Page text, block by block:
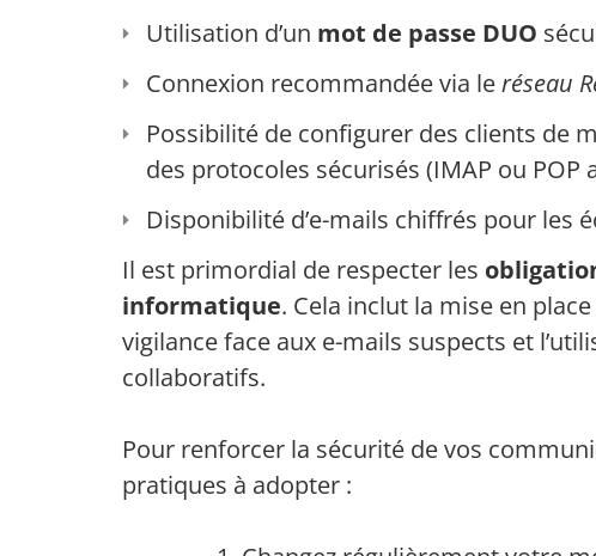
Utilisation d’un mot de passe DUO
Connexion recommandée via leréseau
Possibilité de configurer des clients de
des protocoles sécurisés (IMAP ou POP
Disponibilité d’e-mails chiffrés pour les
Il est primordial de respecter les
informatique. Cela inclut la mise en
vigilance face aux e-mails suspects et
collaboratifs.
Pour renforcer la sécurité de vos
pratiques à adopter :